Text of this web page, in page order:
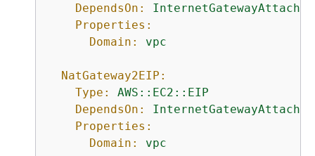
DependsOn:
Properties:
Domain:
vpc
NatGateway2EIP:
Type:
AWS::EC2::EIP
DependsOn:
Properties:
Domain:
vpc